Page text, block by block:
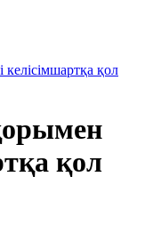
қол
қол